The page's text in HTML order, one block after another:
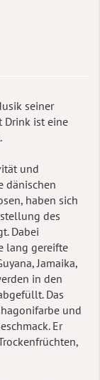
seiner
Drink ist eine
und
dänischen
haben sich
des
Dabei
lang gereifte
Jamaika,
in den
Das
und
Er